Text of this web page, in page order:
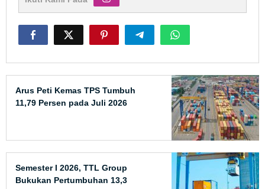
Arus Peti Kemas TPS Tumbuh
11,79 Persen pada Juli 2026
Semester I 2026, TTL Group
Bukukan Pertumbuhan 13,3